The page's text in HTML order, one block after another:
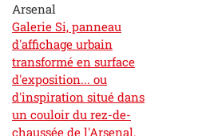
Arsenal
Galerie Si, panneau
d'affichage urbain
transformé en surface
d'exposition... ou
d'inspiration situé dans
un couloir du rez-de-
chaussée de l'Arsenal.